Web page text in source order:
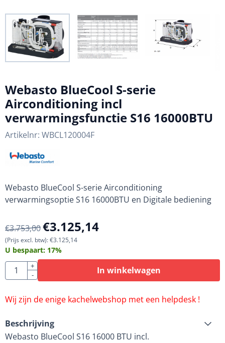
Webasto BlueCool S-serie
Airconditioning incl
verwarmingsfunctie S16 16000BTU
Artikelnr: WBCL120004F
Webasto BlueCool S-serie Airconditioning
verwarmingsoptie S16 16000BTU en Digitale bediening
€3.753,00€3.125,14
(Prijs excl. btw):€3.125,14
U bespaart: 17%
Aantal
+
-
In winkelwagen
Wij zijn de enige kachelwebshop met een helpdesk !
Beschrijving
Webasto BlueCool S16 16000 BTU incl.